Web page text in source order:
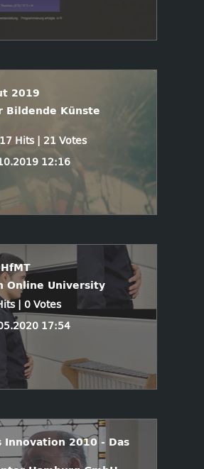
2019
Bildende Künste
Hits | 21 Votes
12:16
Online University
| 0 Votes
17:54
Innovation 2010 - Das